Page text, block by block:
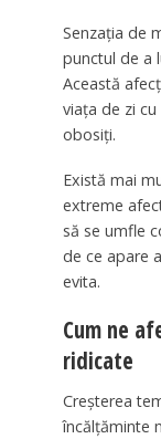
Senzația de
punctul de a
Această
viața de zi
obosiți.
Există mai
extreme
să se umfle
de ce apare
evita.
Cum ne
ridicate
Creșterea
încălțăminte